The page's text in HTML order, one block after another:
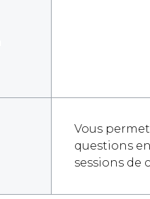
Vous
questions
sessions de